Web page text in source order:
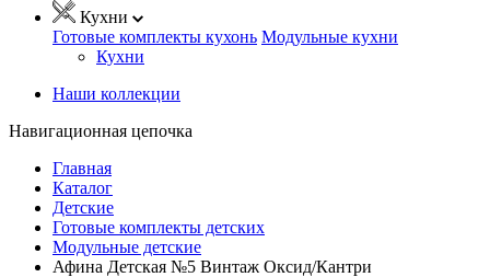
Кухни
Готовые комплекты кухонь Модульные кухни
Кухни
Наши коллекции
Навигационная цепочка
Главная
Каталог
Детские
Готовые комплекты детских
Модульные детские
Афина Детская №5 Винтаж Оксид/Кантри